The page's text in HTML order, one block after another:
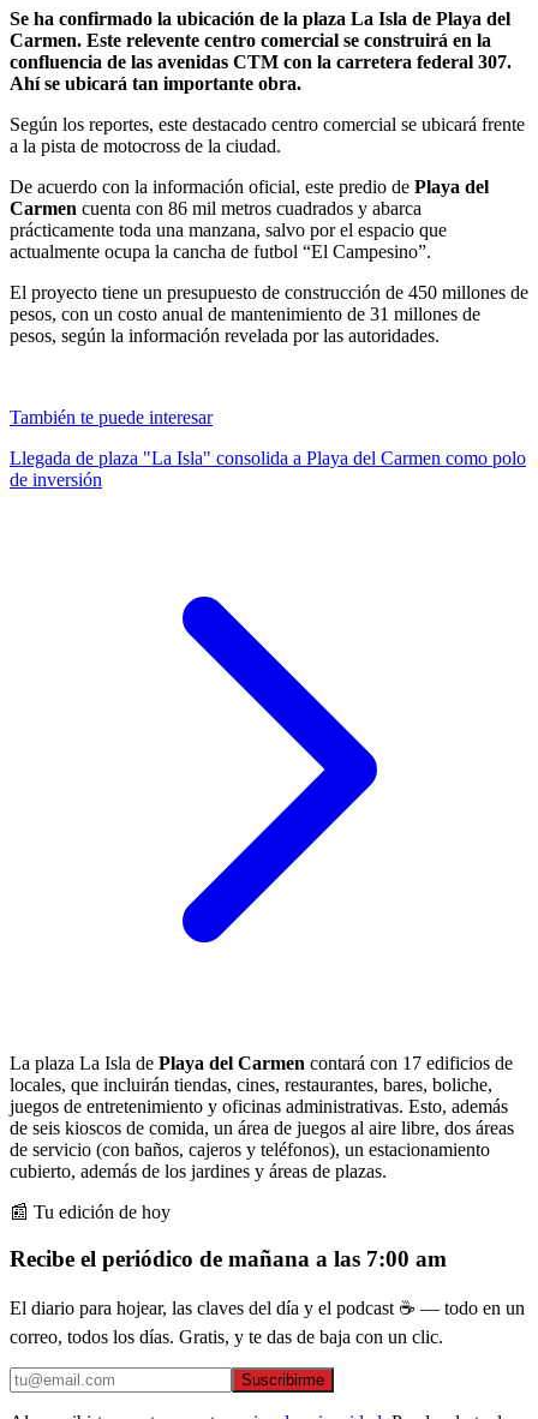
Se ha confirmado la ubicación de la plaza La Isla de Playa del
Carmen. Este relevente centro comercial se construirá en la
confluencia de las avenidas CTM con la carretera federal 307.
Ahí se ubicará tan importante obra.
Según los reportes, este destacado centro comercial se ubicará frente
a la pista de motocross de la ciudad.
De acuerdo con la información oficial, este predio de Playa del
Carmen cuenta con 86 mil metros cuadrados y abarca
prácticamente toda una manzana, salvo por el espacio que
actualmente ocupa la cancha de futbol “El Campesino”.
El proyecto tiene un presupuesto de construcción de 450 millones de
pesos, con un costo anual de mantenimiento de 31 millones de
pesos, según la información revelada por las autoridades.
También te puede interesar
Llegada de plaza "La Isla" consolida a Playa del Carmen como polo
de inversión
La plaza La Isla de Playa del Carmen contará con 17 edificios de
locales, que incluirán tiendas, cines, restaurantes, bares, boliche,
juegos de entretenimiento y oficinas administrativas. Esto, además
de seis kioscos de comida, un área de juegos al aire libre, dos áreas
de servicio (con baños, cajeros y teléfonos), un estacionamiento
cubierto, además de los jardines y áreas de plazas.
📰 Tu edición de hoy
Recibe el periódico de mañana a las 7:00 am
El diario para hojear, las claves del día y el podcast ☕ — todo en un
correo, todos los días. Gratis, y te das de baja con un clic.
Suscribirme